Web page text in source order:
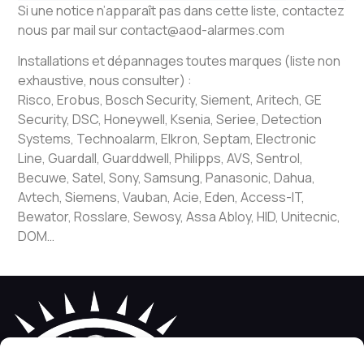
Si une notice n’apparaît pas dans cette liste, contactez
nous par mail sur contact@aod-alarmes.com
Installations et dépannages toutes marques (liste non
exhaustive, nous consulter) :
Risco, Erobus, Bosch Security, Siement, Aritech, GE
Security, DSC, Honeywell, Ksenia, Seriee, Detection
Systems, Technoalarm, Elkron, Septam, Electronic
Line, Guardall, Guarddwell, Philipps, AVS, Sentrol,
Becuwe, Satel, Sony, Samsung, Panasonic, Dahua,
Avtech, Siemens, Vauban, Acie, Eden, Access-IT,
Bewator, Rosslare, Sewosy, Assa Abloy, HID, Unitecnic,
DOM…